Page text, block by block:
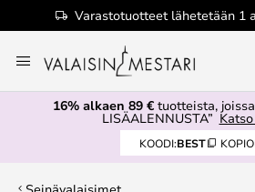
Varastotuotteet lähetetään 1
to
Content
16% alkaen 89 €tuotteista,
LISÄALENNUSTA”
KOODI:BEST
Seinävalaisimet